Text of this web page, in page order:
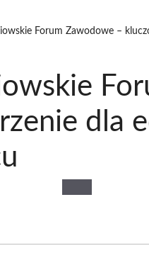
Forum Zawodowe –
dla